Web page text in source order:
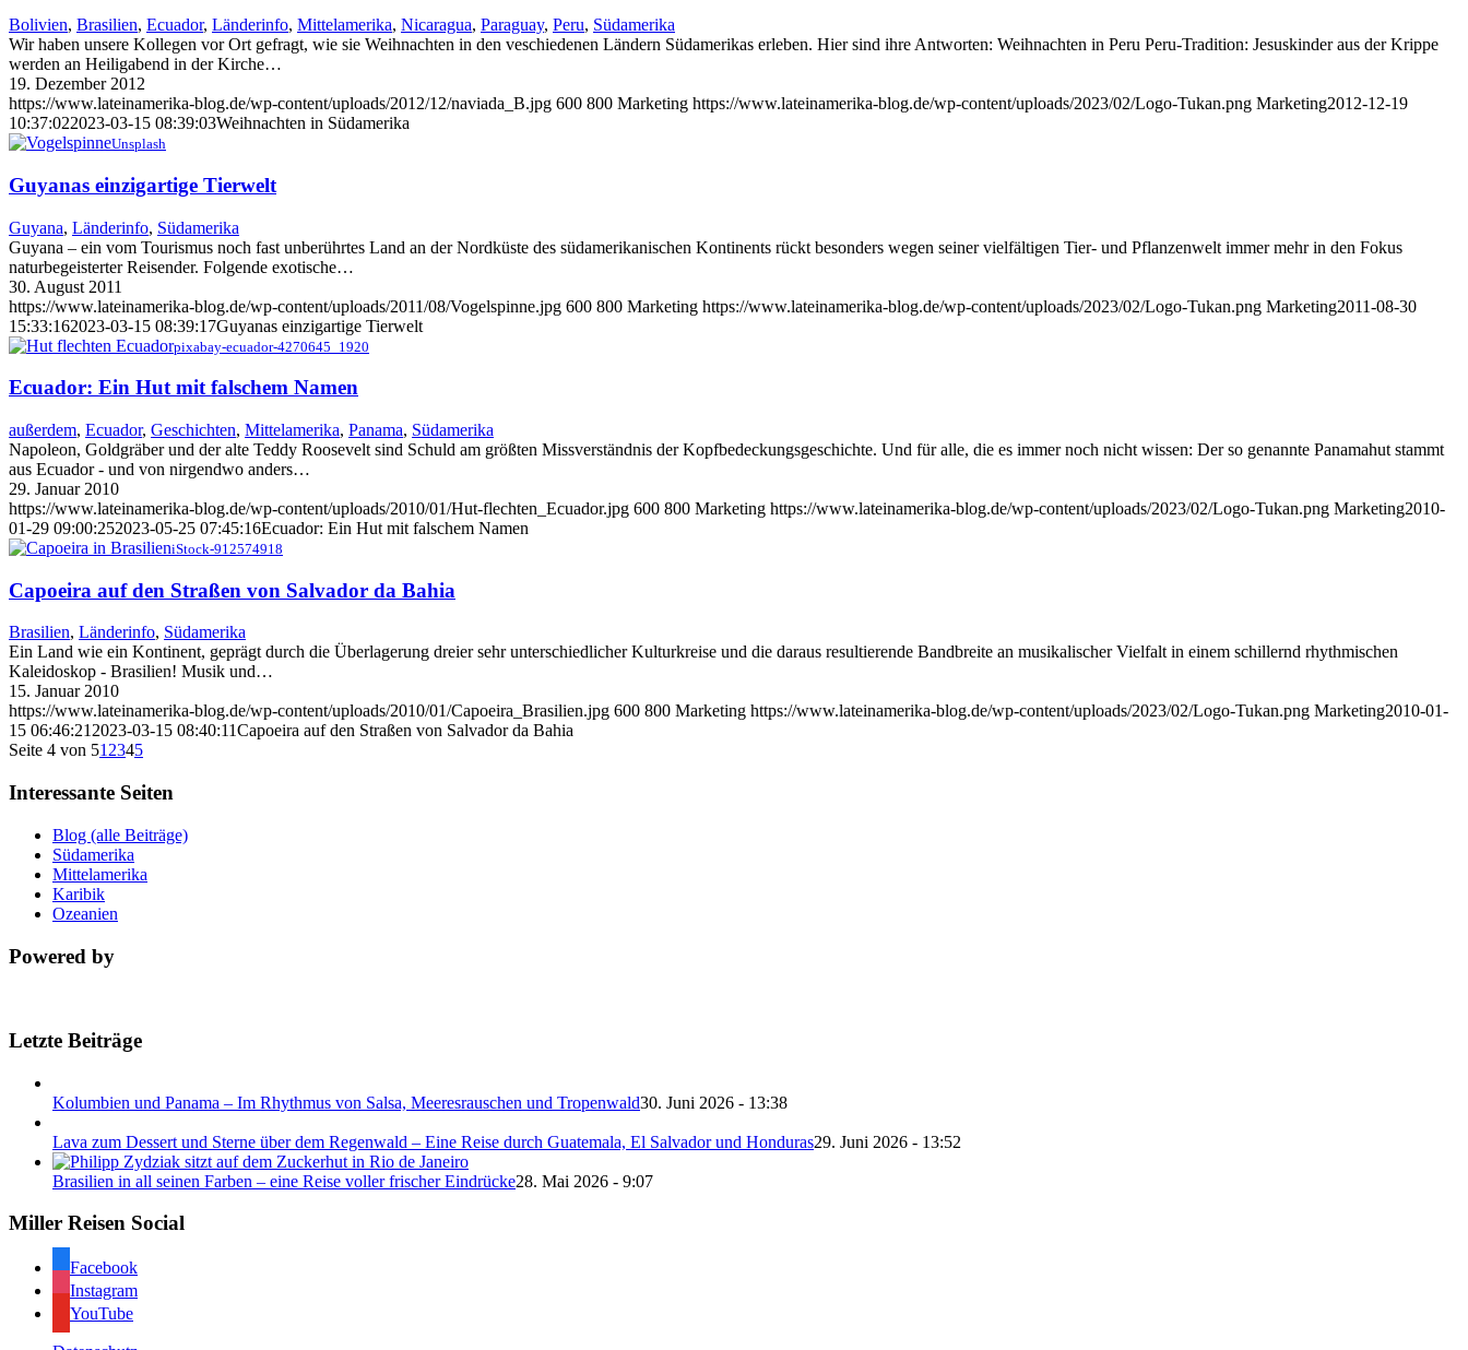
Bolivien, Brasilien, Ecuador, Länderinfo, Mittelamerika, Nicaragua, Paraguay, Peru, Südamerika
Wir haben unsere Kollegen vor Ort gefragt, wie sie Weihnachten in den veschiedenen Ländern Südamerikas erleben. Hier sind ihre Antworten: Weihnachten in Peru Peru-Tradition: Jesuskinder aus der Krippe
werden an Heiligabend in der Kirche…
19. Dezember 2012
https://www.lateinamerika-blog.de/wp-content/uploads/2012/12/naviada_B.jpg 600 800 Marketing https://www.lateinamerika-blog.de/wp-content/uploads/2023/02/Logo-Tukan.png Marketing2012-12-19
10:37:022023-03-15 08:39:03Weihnachten in Südamerika
Unsplash
Guyanas einzigartige Tierwelt
Guyana, Länderinfo, Südamerika
Guyana – ein vom Tourismus noch fast unberührtes Land an der Nordküste des südamerikanischen Kontinents rückt besonders wegen seiner vielfältigen Tier- und Pflanzenwelt immer mehr in den Fokus
naturbegeisterter Reisender. Folgende exotische…
30. August 2011
https://www.lateinamerika-blog.de/wp-content/uploads/2011/08/Vogelspinne.jpg 600 800 Marketing https://www.lateinamerika-blog.de/wp-content/uploads/2023/02/Logo-Tukan.png Marketing2011-08-30
15:33:162023-03-15 08:39:17Guyanas einzigartige Tierwelt
pixabay-ecuador-4270645_1920
Ecuador: Ein Hut mit falschem Namen
außerdem, Ecuador, Geschichten, Mittelamerika, Panama, Südamerika
Napoleon, Goldgräber und der alte Teddy Roosevelt sind Schuld am größten Missverständnis der Kopfbedeckungsgeschichte. Und für alle, die es immer noch nicht wissen: Der so genannte Panamahut stammt
aus Ecuador - und von nirgendwo anders…
29. Januar 2010
https://www.lateinamerika-blog.de/wp-content/uploads/2010/01/Hut-flechten_Ecuador.jpg 600 800 Marketing https://www.lateinamerika-blog.de/wp-content/uploads/2023/02/Logo-Tukan.png Marketing2010-
01-29 09:00:252023-05-25 07:45:16Ecuador: Ein Hut mit falschem Namen
iStock-912574918
Capoeira auf den Straßen von Salvador da Bahia
Brasilien, Länderinfo, Südamerika
Ein Land wie ein Kontinent, geprägt durch die Überlagerung dreier sehr unterschiedlicher Kulturkreise und die daraus resultierende Bandbreite an musikalischer Vielfalt in einem schillernd rhythmischen
Kaleidoskop - Brasilien! Musik und…
15. Januar 2010
https://www.lateinamerika-blog.de/wp-content/uploads/2010/01/Capoeira_Brasilien.jpg 600 800 Marketing https://www.lateinamerika-blog.de/wp-content/uploads/2023/02/Logo-Tukan.png Marketing2010-01-
15 06:46:21 2023-03-15 08:40:11Capoeira auf den Straßen von Salvador da Bahia
Seite 4 von 51 2345
Interessante Seiten
Blog (alle Beiträge)
Südamerika
Mittelamerika
Karibik
Ozeanien
Powered by
Letzte Beiträge
Kolumbien und Panama – Im Rhythmus von Salsa, Meeresrauschen und Tropenwald30. Juni 2026 - 13:38
Lava zum Dessert und Sterne über dem Regenwald – Eine Reise durch Guatemala, El Salvador und Honduras29. Juni 2026 - 13:52
Brasilien in all seinen Farben – eine Reise voller frischer Eindrücke28. Mai 2026 - 9:07
Miller Reisen Social
Facebook
Instagram
YouTube